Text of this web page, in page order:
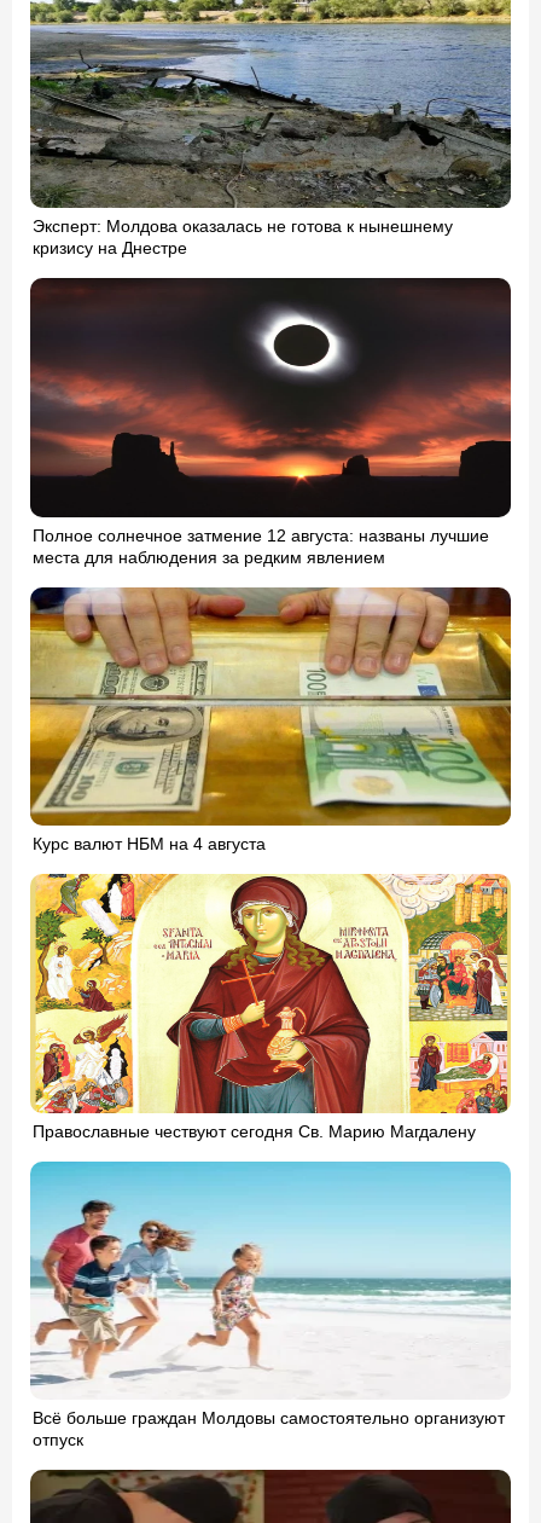
Эксперт: Молдова оказалась не готова к нынешнему
кризису на Днестре
Полное солнечное затмение 12 августа: названы лучшие
места для наблюдения за редким явлением
Курс валют НБМ на 4 августа
Православные чествуют сегодня Св. Марию Магдалену
Всё больше граждан Молдовы самостоятельно организуют
отпуск